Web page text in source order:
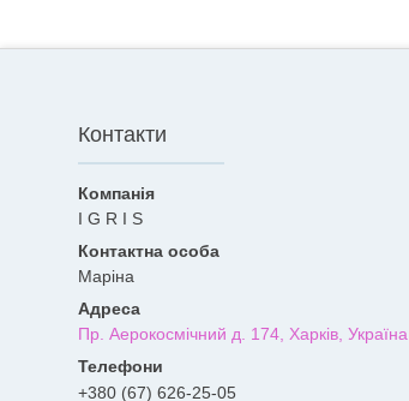
Контакти
I G R I S
Марiна
Пр. Аерокосмiчний д. 174, Харків, Україна
+380 (67) 626-25-05